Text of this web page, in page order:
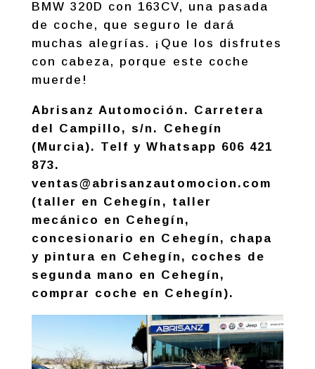
BMW 320D con 163CV, una pasada
de coche, que seguro le dará
muchas alegrías. ¡Que los disfrutes
con cabeza, porque este coche
muerde!
Abrisanz Automoción. Carretera
del Campillo, s/n. Cehegín
(Murcia). Telf y Whatsapp 606 421
873.
ventas@abrisanzautomocion.com
(taller en Cehegín, taller
mecánico en Cehegín,
concesionario en Cehegín, chapa
y pintura en Cehegín, coches de
segunda mano en Cehegín,
comprar coche en Cehegín).